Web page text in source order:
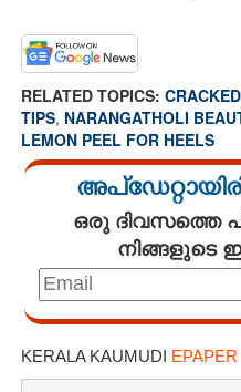
RELATED TOPICS:
TIPS, NARANGATHOLI
LEMON PEEL FOR HEELS
ഒരു ദിവസത്തെ
KERALA KAUMUDI EPAPER